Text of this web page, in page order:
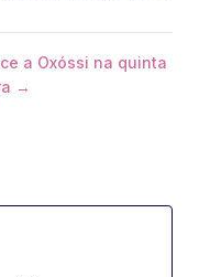
a Oxóssi na quinta
→